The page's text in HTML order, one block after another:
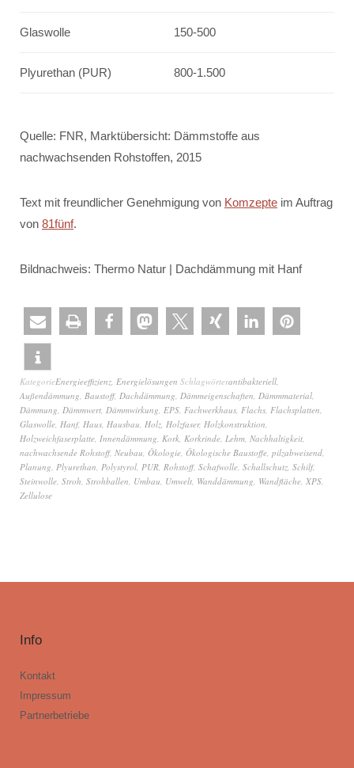
Glaswolle 150-500
Plyurethan (PUR) 800-1.500
Quelle: FNR, Marktübersicht: Dämmstoffe aus
nachwachsenden Rohstoffen, 2015
Text mit freundlicher Genehmigung von Komzepte im Auftrag
von 81fünf.
Bildnachweis: Thermo Natur | Dachdämmung mit Hanf
KategorieEnergieeffizienz, Energielösungen Schlagwörterantibakteriell,
Außendämmung, Baustoff, Dachdämmung, Dämmeigenschaften, Dämmmaterial,
Dämmung, Dämmwert, Dämmwirkung, EPS, Fachwerkhaus, Flachs, Flachsplatten,
Glaswolle, Hanf, Haus, Hausbau, Holz, Holzfaser, Holzkonstruktion,
Holzweichfaserplatte, Innendämmung, Kork, Korkrinde, Lehm, Nachhaltigkeit,
nachwachsende Rohstoff, Neubau, Ökologie, Ökologische Baustoffe, pilzabweisend,
Planung, Plyurethan, Polystyrol, PUR, Rohstoff, Schafwolle, Schallschutz, Schilf,
Steinwolle, Stroh, Strohballen, Umbau, Umwelt, Wanddämmung, Wandfläche, XPS,
Zellulose
Info
Kontakt
Impressum
Partnerbetriebe